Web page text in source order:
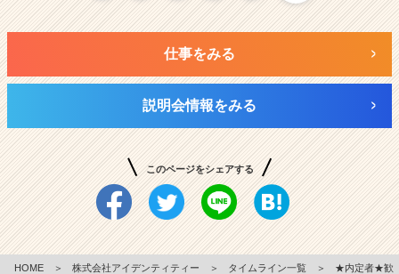
仕事をみる
説明会情報をみる
このページをシェアする
HOME ＞ 株式会社アイデンティティー ＞ タイムライン一覧 ＞
★内定者★歓